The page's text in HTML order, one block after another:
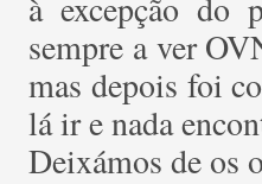
sempre a ver
mas depois foi
lá ir e nada
Deixámos de os